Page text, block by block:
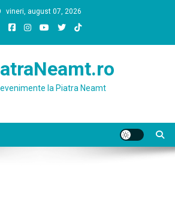
vineri, august 07, 2026
la Piatra Neamt